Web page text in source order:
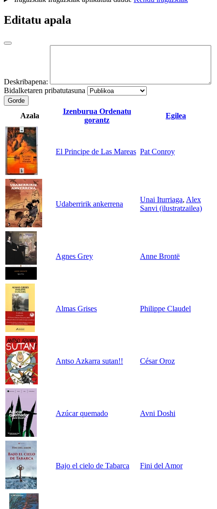
Editatu apala
Deskribapena:
Bidalketaren pribatutasuna
Gorde
Azala
Izenburua Ordenatu
gorantz
Egilea
El Principe de Las Mareas Pat Conroy
Udaberririk ankerrena
Unai Iturriaga, Alex
Sanvi (ilustratzailea)
Agnes Grey Anne Brontë
Almas Grises Philippe Claudel
Antso Azkarra sutan!! César Oroz
Azúcar quemado Avni Doshi
Bajo el cielo de Tabarca Fini del Amor